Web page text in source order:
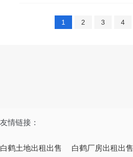
1 2 3 4
友情链接：
白鹤土地出租出售 白鹤厂房出租出售